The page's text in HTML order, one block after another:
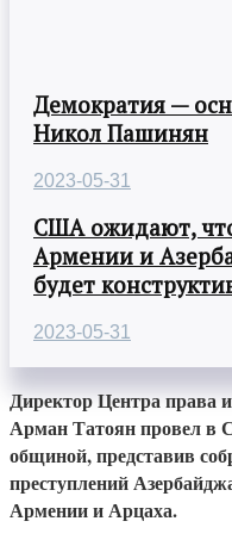
Демократия —
Никол Пашинян
2023-05-31
США ожидают,
Армении и
будет
2023-05-31
Директор Центра права
Арман Татоян провел в
общиной, представив
преступлений
Армении и Арцаха.